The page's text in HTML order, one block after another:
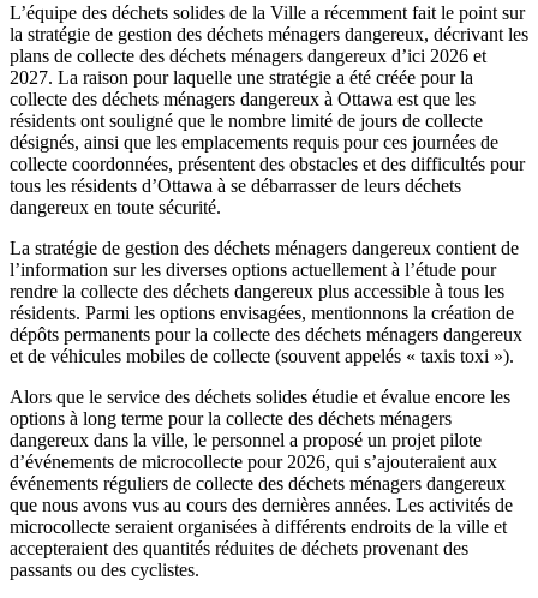
L’équipe des déchets solides de la Ville a récemment fait le point sur
la stratégie de gestion des déchets ménagers dangereux, décrivant les
plans de collecte des déchets ménagers dangereux d’ici 2026 et
2027. La raison pour laquelle une stratégie a été créée pour la
collecte des déchets ménagers dangereux à Ottawa est que les
résidents ont souligné que le nombre limité de jours de collecte
désignés, ainsi que les emplacements requis pour ces journées de
collecte coordonnées, présentent des obstacles et des difficultés pour
tous les résidents d’Ottawa à se débarrasser de leurs déchets
dangereux en toute sécurité.
La stratégie de gestion des déchets ménagers dangereux contient de
l’information sur les diverses options actuellement à l’étude pour
rendre la collecte des déchets dangereux plus accessible à tous les
résidents. Parmi les options envisagées, mentionnons la création de
dépôts permanents pour la collecte des déchets ménagers dangereux
et de véhicules mobiles de collecte (souvent appelés « taxis toxi »).
Alors que le service des déchets solides étudie et évalue encore les
options à long terme pour la collecte des déchets ménagers
dangereux dans la ville, le personnel a proposé un projet pilote
d’événements de microcollecte pour 2026, qui s’ajouteraient aux
événements réguliers de collecte des déchets ménagers dangereux
que nous avons vus au cours des dernières années. Les activités de
microcollecte seraient organisées à différents endroits de la ville et
accepteraient des quantités réduites de déchets provenant des
passants ou des cyclistes.